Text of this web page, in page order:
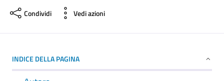
Condividi Vedi azioni
INDICE DELLA PAGINA